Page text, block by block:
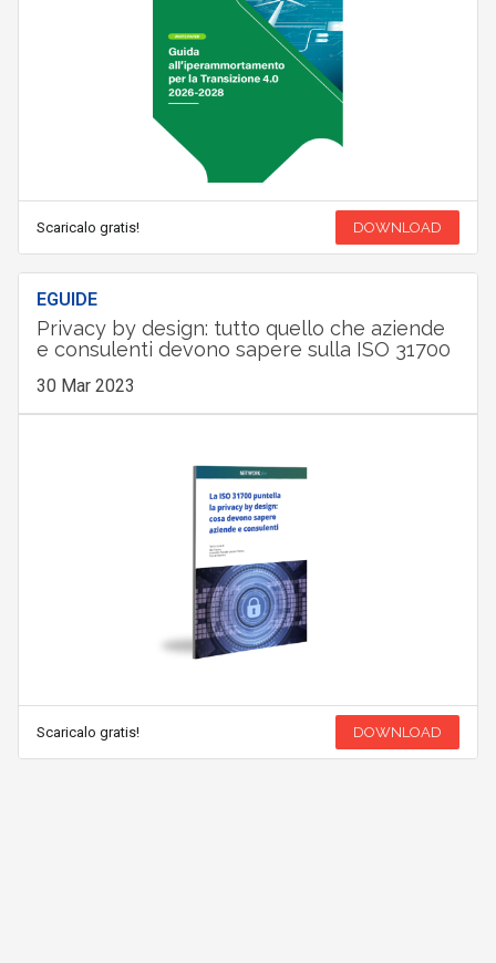
Scaricalo gratis! DOWNLOAD
EGUIDE
Privacy by design: tutto quello che aziende
e consulenti devono sapere sulla ISO 31700
30 Mar 2023
Scaricalo gratis! DOWNLOAD